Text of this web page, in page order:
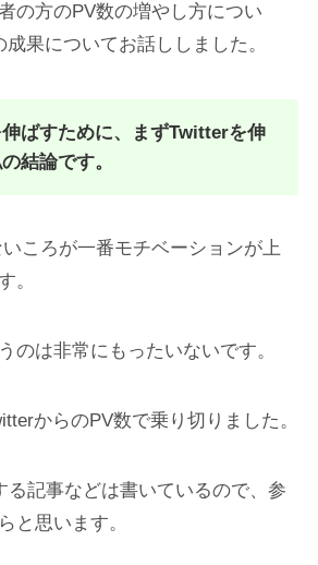
の方のPV数の増やし方につい
果についてお話ししました。
ばすために、まずTwitterを伸
結論です。
ころが一番モチベーションが上
。
のは非常にもったいないです。
からのPV数で乗り切りました。
る記事などは書いているので、参
と思います。